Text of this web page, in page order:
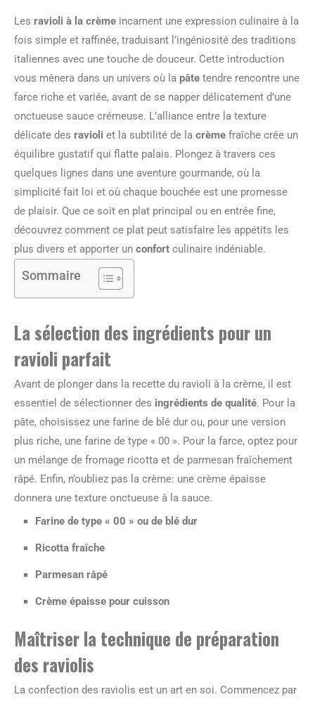
Les ravioli à la crème incarnent une expression culinaire à la
fois simple et raffinée, traduisant l’ingéniosité des traditions
italiennes avec une touche de douceur. Cette introduction
vous mènera dans un univers où la pâte tendre rencontre une
farce riche et variée, avant de se napper délicatement d’une
onctueuse sauce crémeuse. L’alliance entre la texture
délicate des ravioli et la subtilité de la crème fraîche crée un
équilibre gustatif qui flatte palais. Plongez à travers ces
quelques lignes dans une aventure gourmande, où la
simplicité fait loi et où chaque bouchée est une promesse
de plaisir. Que ce soit en plat principal ou en entrée fine,
découvrez comment ce plat peut satisfaire les appétits les
plus divers et apporter un confort culinaire indéniable.
Sommaire
La sélection des ingrédients pour un
ravioli parfait
Avant de plonger dans la recette du ravioli à la crème, il est
essentiel de sélectionner des ingrédients de qualité. Pour la
pâte, choisissez une farine de blé dur ou, pour une version
plus riche, une farine de type « 00 ». Pour la farce, optez pour
un mélange de fromage ricotta et de parmesan fraîchement
râpé. Enfin, n’oubliez pas la crème: une crème épaisse
donnera une texture onctueuse à la sauce.
Farine de type « 00 » ou de blé dur
Ricotta fraîche
Parmesan râpé
Crème épaisse pour cuisson
Maîtriser la technique de préparation
des raviolis
La confection des raviolis est un art en soi. Commencez par